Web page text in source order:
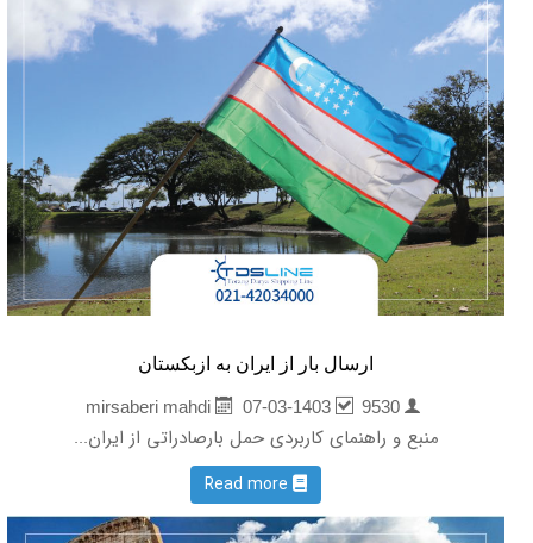
ارسال بار از ایران به ازبکستان
mirsaberi mahdi
07-03-1403 9530
منبع و راهنمای کاربردی حمل بارصادراتی از ایران...
Read more